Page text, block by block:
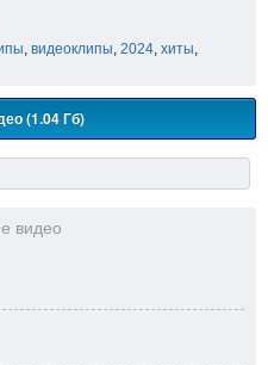
, видеоклипы, 2024, хиты,
(1.04 Гб)
видео